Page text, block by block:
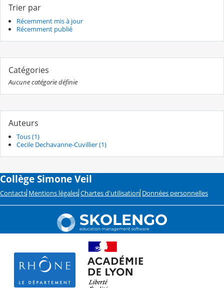
Trier par
Récemment mis à jour
Récemment publié
Catégories
Aucune catégorie définie
Auteurs
Tous (1)
Cecile Dechavanne-Cuvillier (1)
Collège Simone Veil
Contacts Mentions légales Chartes d'utilisation Données personnelles